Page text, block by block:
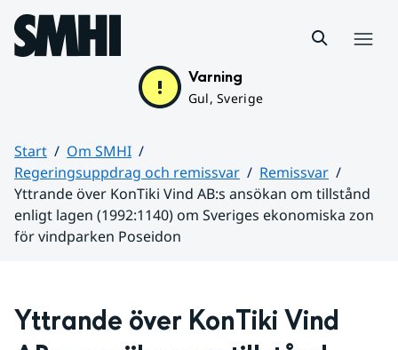
Hoppa till sidans innehåll
Varning
Gul, Sverige
Start
Om SMHI
Regeringsuppdrag och remissvar
Remissvar
Yttrande över KonTiki Vind AB:s ansökan om tillstånd
enligt lagen (1992:1140) om Sveriges ekonomiska zon
för vindparken Poseidon
Yttrande över KonTiki Vind